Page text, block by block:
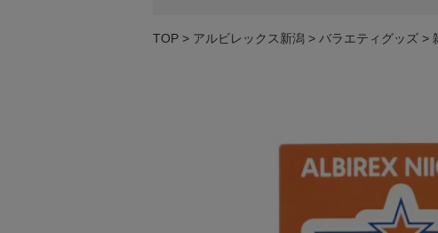
TOP アルビレックス新潟 バラエティグッズ